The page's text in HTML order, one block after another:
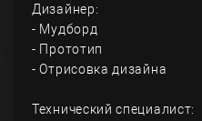
Дизайнер:
- Мудборд
- Прототип
- Отрисовка дизайна
Технический специалист: